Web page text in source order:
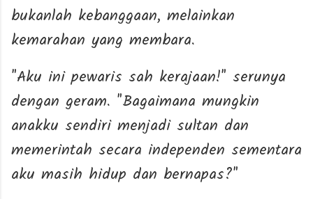
bukanlah kebanggaan, melainkan
kemarahan yang membara.
"Aku ini pewaris sah kerajaan!" serunya
dengan geram. "Bagaimana mungkin
anakku sendiri menjadi sultan dan
memerintah secara independen sementara
aku masih hidup dan bernapas?"